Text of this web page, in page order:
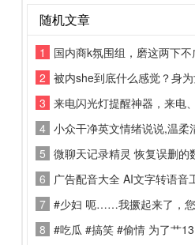
随机文章
1
国内商k氛围组，磨这两下不咸不淡的，你学学人
2 被内she到底什么感觉？身为女生分
3 来电闪光灯提醒神器，来电、短信、微信消息
4 小众干净英文情绪说说,温柔清
5 微聊天记录精灵 恢复误删的数据 照片视频信
6 广告配音大全 AI文字转语音工具 多
7 #少妇 呃……我撅起来了，
8 #吃瓜 #搞笑 #偷情 为了艹13